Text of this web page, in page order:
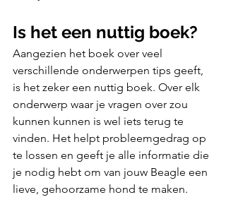
Is het een nuttig boek?
Aangezien het boek over veel
verschillende onderwerpen tips geeft,
is het zeker een nuttig boek. Over elk
onderwerp waar je vragen over zou
kunnen kunnen is wel iets terug te
vinden. Het helpt probleemgedrag op
te lossen en geeft je alle informatie die
je nodig hebt om van jouw Beagle een
lieve, gehoorzame hond te maken.